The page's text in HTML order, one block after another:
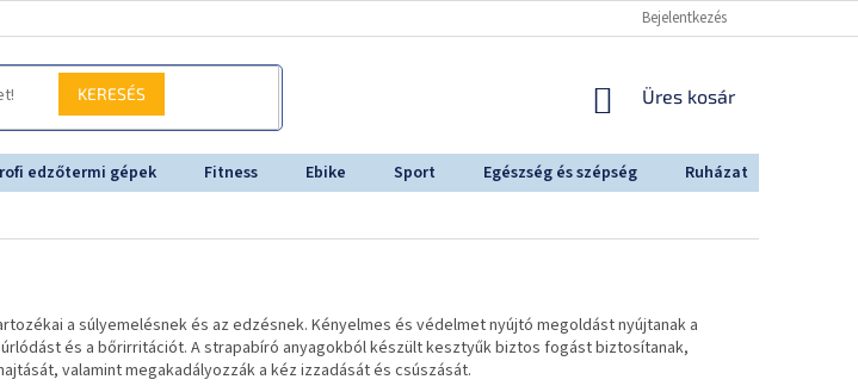
Bejelentkezés
KERESÉS KOSÁR
Üres kosár
edzőtermi gépek Fitness Ebike Sport Egészség és szépség Ruházat
a súlyemelésnek és az edzésnek. Kényelmes és védelmet nyújtó megoldást nyújtanak a
és a bőrirritációt. A strapabíró anyagokból készült kesztyűk biztos fogást biztosítanak,
valamint megakadályozzák a kéz izzadását és csúszását.